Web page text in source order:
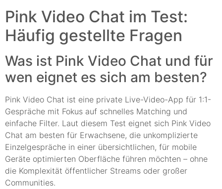
Pink Video Chat im Test:
Häufig gestellte Fragen
Was ist Pink Video Chat und für
wen eignet es sich am besten?
Pink Video Chat ist eine private Live-Video-App für 1:1-
Gespräche mit Fokus auf schnelles Matching und
einfache Filter. Laut diesem Test eignet sich Pink Video
Chat am besten für Erwachsene, die unkomplizierte
Einzelgespräche in einer übersichtlichen, für mobile
Geräte optimierten Oberfläche führen möchten – ohne
die Komplexität öffentlicher Streams oder großer
Communities.